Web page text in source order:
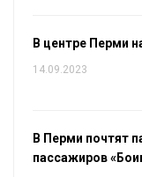
В центре Перми
14.09.2023
В Перми почтят
пассажиров